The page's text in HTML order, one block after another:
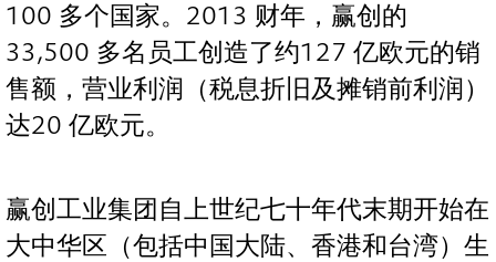
100 多个国家。2013 财年，赢创的
33,500 多名员工创造了约127 亿欧元的销
售额，营业利润（税息折旧及摊销前利润）
达20 亿欧元。
赢创工业集团自上世纪七十年代末期开始在
大中华区（包括中国大陆、香港和台湾）生